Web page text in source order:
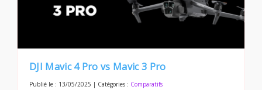
DJI Mavic 4 Pro vs Mavic 3 Pro
Publié le : 13/05/2025 | Catégories : Comparatifs